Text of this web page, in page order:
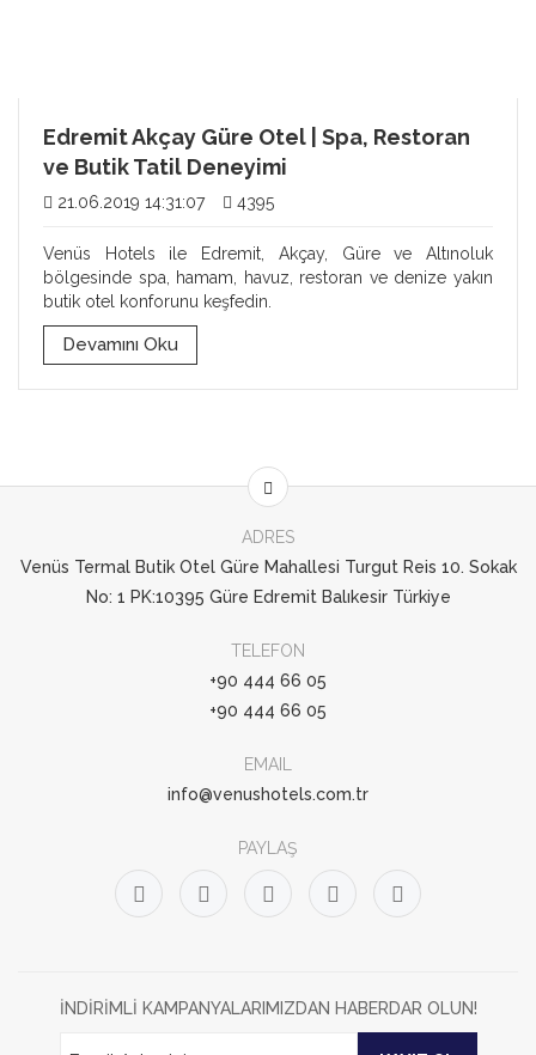
Edremit Akçay Güre Otel | Spa, Restoran
ve Butik Tatil Deneyimi
21.06.2019 14:31:07 4395
Venüs Hotels ile Edremit, Akçay, Güre ve Altınoluk
bölgesinde spa, hamam, havuz, restoran ve denize yakın
butik otel konforunu keşfedin.
Devamını Oku
ADRES
Venüs Termal Butik Otel Güre Mahallesi Turgut Reis 10. Sokak
No: 1 PK:10395 Güre Edremit Balıkesir Türkiye
TELEFON
+90 444 66 05
+90 444 66 05
EMAIL
info@venushotels.com.tr
PAYLAŞ
İNDİRİMLİ KAMPANYALARIMIZDAN HABERDAR OLUN!